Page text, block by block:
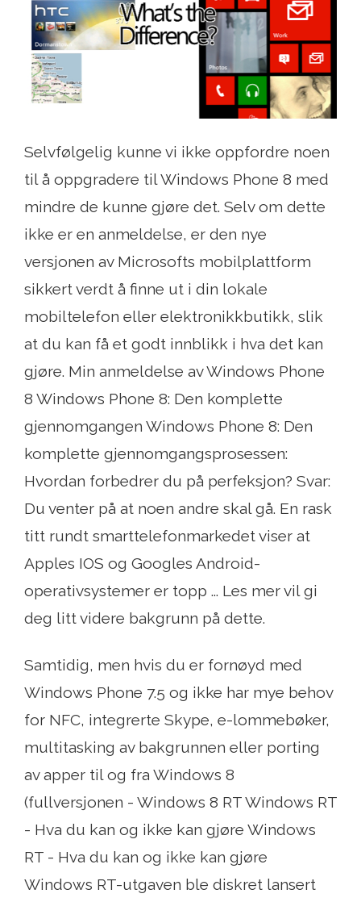
Selvfølgelig kunne vi ikke oppfordre noen
til å oppgradere til Windows Phone 8 med
mindre de kunne gjøre det. Selv om dette
ikke er en anmeldelse, er den nye
versjonen av Microsofts mobilplattform
sikkert verdt å finne ut i din lokale
mobiltelefon eller elektronikkbutikk, slik
at du kan få et godt innblikk i hva det kan
gjøre. Min anmeldelse av Windows Phone
8 Windows Phone 8: Den komplette
gjennomgangen Windows Phone 8: Den
komplette gjennomgangsprosessen:
Hvordan forbedrer du på perfeksjon? Svar:
Du venter på at noen andre skal gå. En rask
titt rundt smarttelefonmarkedet viser at
Apples IOS og Googles Android-
operativsystemer er topp ... Les mer vil gi
deg litt videre bakgrunn på dette.
Samtidig, men hvis du er fornøyd med
Windows Phone 7.5 og ikke har mye behov
for NFC, integrerte Skype, e-lommebøker,
multitasking av bakgrunnen eller porting
av apper til og fra Windows 8
(fullversjonen - Windows 8 RT Windows RT
- Hva du kan og ikke kan gjøre Windows
RT - Hva du kan og ikke kan gjøre
Windows RT-utgaven ble diskret lansert